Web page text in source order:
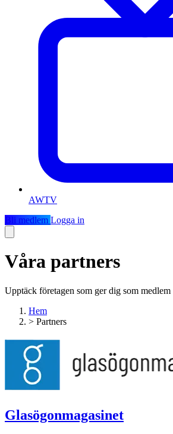
AWTV
Bli medlem Logga in
Våra partners
Upptäck företagen som ger dig som
Hem
> Partners
Glasögonmagasinet